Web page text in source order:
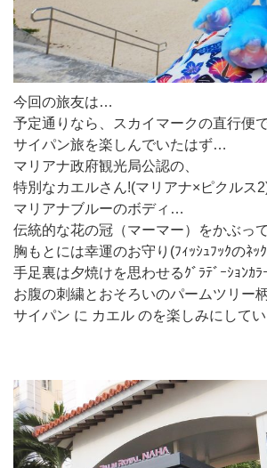
今回の旅友は…
予定通りなら、スカイマークの直行便で
サイパン旅を楽しんでいたはず…
マリアナ政府観光局公認の、
特別なカエルさん!(マリアナ×ピクルス
マリアナブルーのボディ…
伝統的な花の冠（マーマー）をかぶっ
胸もとには幸運のお守り(ﾌｨｯｼｭﾌｯｸのﾈ
手足裏は夕焼けを思わせるｸﾞﾗﾃﾞｰｼｮﾝｶﾗｰ
お腹の刺繍とおそろいのパームツリー
サイパン に カエル のを楽しみにして